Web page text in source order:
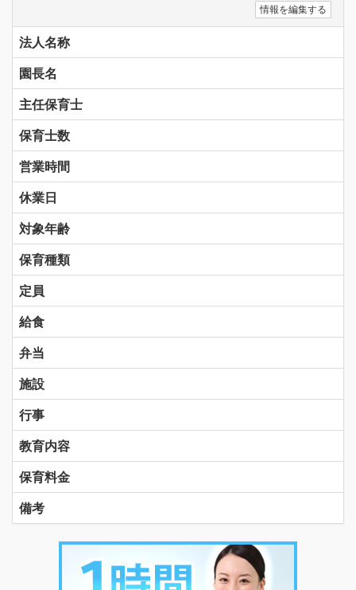
情報を編集する
法人名称
園長名
主任保育士
保育士数
営業時間
休業日
対象年齢
保育種類
定員
給食
弁当
施設
行事
教育内容
保育料金
備考